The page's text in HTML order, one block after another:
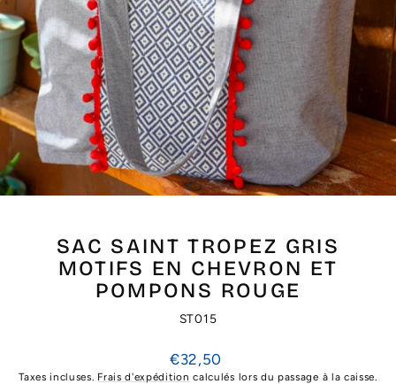
SAC SAINT TROPEZ GRIS
MOTIFS EN CHEVRON ET
POMPONS ROUGE
ST015
Prix
régulier
€32,50
Taxes incluses. Frais d'expédition calculés lors du passage à la caisse.